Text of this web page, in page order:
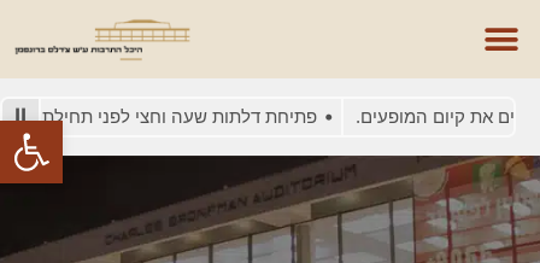
פתח את קיום המופעים. פתיחת דלתות שעה וחצי לפני תחילת המופע